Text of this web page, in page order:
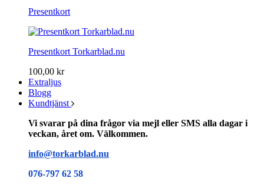
Presentkort
Presentkort Torkarblad.nu
100,00 kr
Extraljus
Blogg
Kundtjänst
Vi svarar på dina frågor via mejl eller SMS alla dagar i
veckan, året om. Välkommen.
info@torkarblad.nu
076-797 62 58